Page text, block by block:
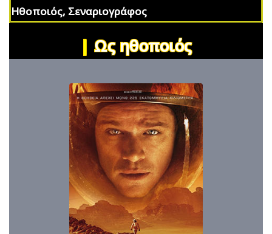
Ηθοποιός, Σεναριογράφος
| Ως ηθοποιός